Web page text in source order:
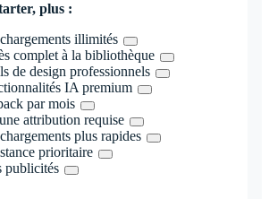
plus :
illimités
complet à la bibliothèque
de design professionnels
IA premium
par mois
attribution requise
plus rapides
prioritaire
publicités